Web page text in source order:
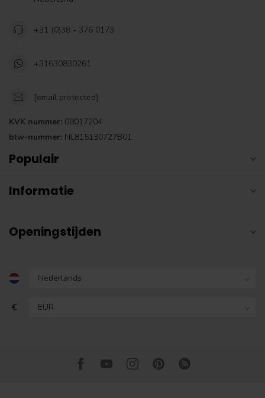
+31 (0)38 - 376 0173
+31630830261
[email protected]
KVK nummer: 08017204
btw-nummer: NL815130727B01
Populair
Informatie
Openingstijden
€